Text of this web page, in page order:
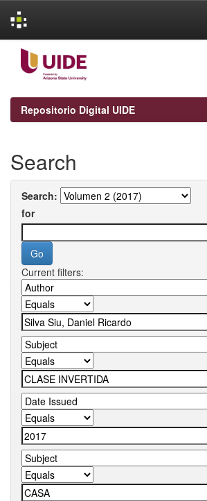
navigation
Repositorio Digital UIDE
Search
Search:
for
Current filters: